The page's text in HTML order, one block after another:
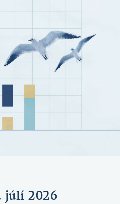
júlí 2026